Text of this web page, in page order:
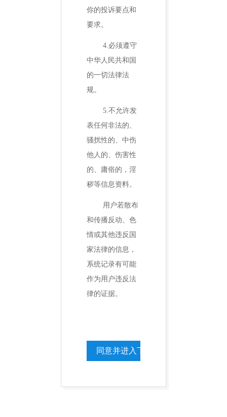
你的投诉要点和
要求。
4.必须遵守
中华人民共和国
的一切法律法
规。
5.不允许发
表任何非法的、
骚扰性的、中伤
他人的、伤害性
的、庸俗的，淫
秽等信息资料。
用户若散布
和传播反动、色
情或其他违反国
家法律的信息，
系统记录有可能
作为用户违反法
律的证据。
同意并进入下一步